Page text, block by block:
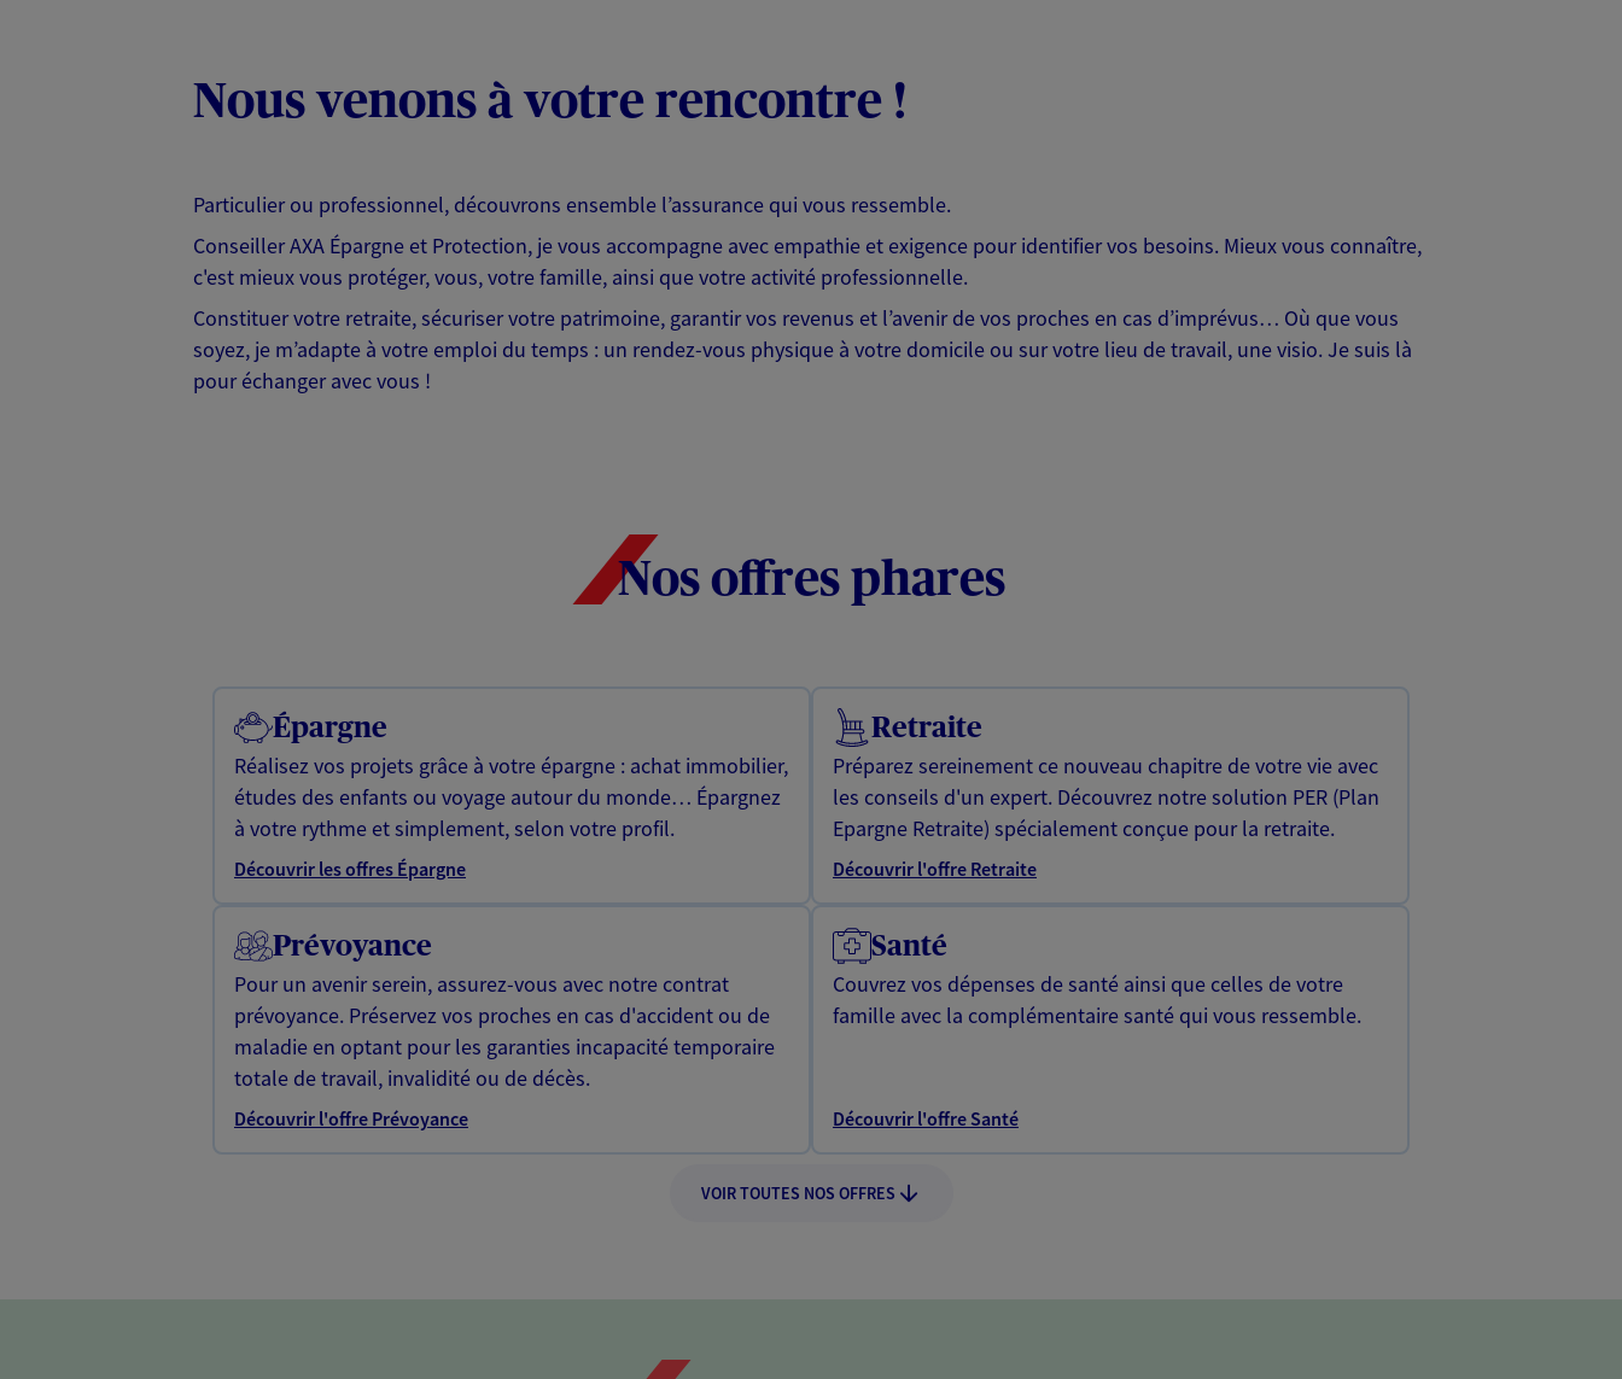
Nous venons à votre rencontre !
Particulier ou professionnel, découvrons ensemble l’assurance qui vous ressemble.
Conseiller AXA Épargne et Protection, je vous accompagne avec empathie et exigence pour identifier vos besoins. Mieux vous connaître,
c'est mieux vous protéger, vous, votre famille, ainsi que votre activité professionnelle.
Constituer votre retraite, sécuriser votre patrimoine, garantir vos revenus et l’avenir de vos proches en cas d’imprévus… Où que vous
soyez, je m’adapte à votre emploi du temps : un rendez-vous physique à votre domicile ou sur votre lieu de travail, une visio. Je suis là
pour échanger avec vous !
Nos offres phares
Épargne
Réalisez vos projets grâce à votre épargne : achat immobilier,
études des enfants ou voyage autour du monde… Épargnez
à votre rythme et simplement, selon votre profil.
Découvrir les offres Épargne
Retraite
Préparez sereinement ce nouveau chapitre de votre vie avec
les conseils d'un expert. Découvrez notre solution PER (Plan
Epargne Retraite) spécialement conçue pour la retraite.
Découvrir l'offre Retraite
Prévoyance
Pour un avenir serein, assurez-vous avec notre contrat
prévoyance. Préservez vos proches en cas d'accident ou de
maladie en optant pour les garanties incapacité temporaire
totale de travail, invalidité ou de décès.
Découvrir l'offre Prévoyance
Santé
Couvrez vos dépenses de santé ainsi que celles de votre
famille avec la complémentaire santé qui vous ressemble.
Découvrir l'offre Santé
VOIR TOUTES NOS OFFRES